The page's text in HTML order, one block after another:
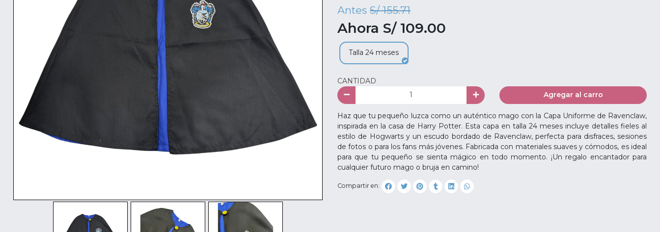
Antes S/ 155.71
Ahora S/ 109.00
Talla 24 meses
CANTIDAD
Agregar al carro
Haz que tu pequeño luzca como un auténtico mago con la Capa Uniforme de Ravenclaw,
inspirada en la casa de Harry Potter. Esta capa en talla 24 meses incluye detalles fieles al
estilo de Hogwarts y un escudo bordado de Ravenclaw, perfecta para disfraces, sesiones
de fotos o para los fans más jóvenes. Fabricada con materiales suaves y cómodos, es ideal
para que tu pequeño se sienta mágico en todo momento. ¡Un regalo encantador para
cualquier futuro mago o bruja en camino!
Compartir en: